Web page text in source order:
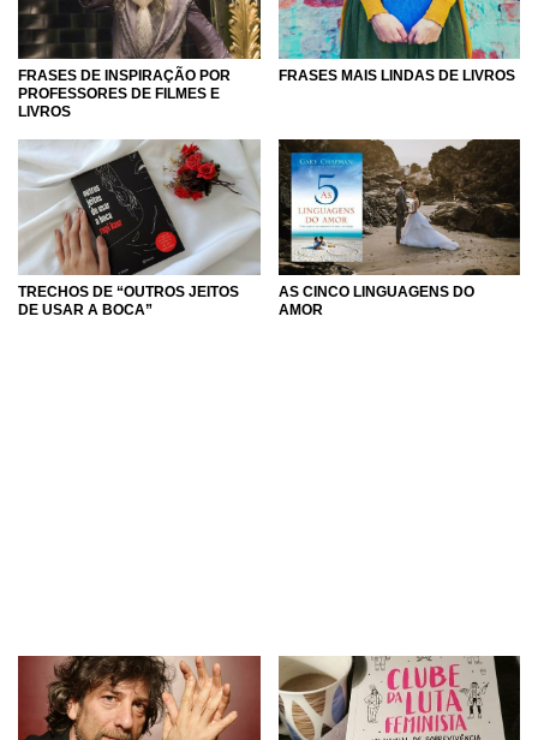
FRASES DE INSPIRAÇÃO POR
PROFESSORES DE FILMES E
LIVROS
FRASES MAIS LINDAS DE LIVROS
TRECHOS DE “OUTROS JEITOS
DE USAR A BOCA”
AS CINCO LINGUAGENS DO
AMOR